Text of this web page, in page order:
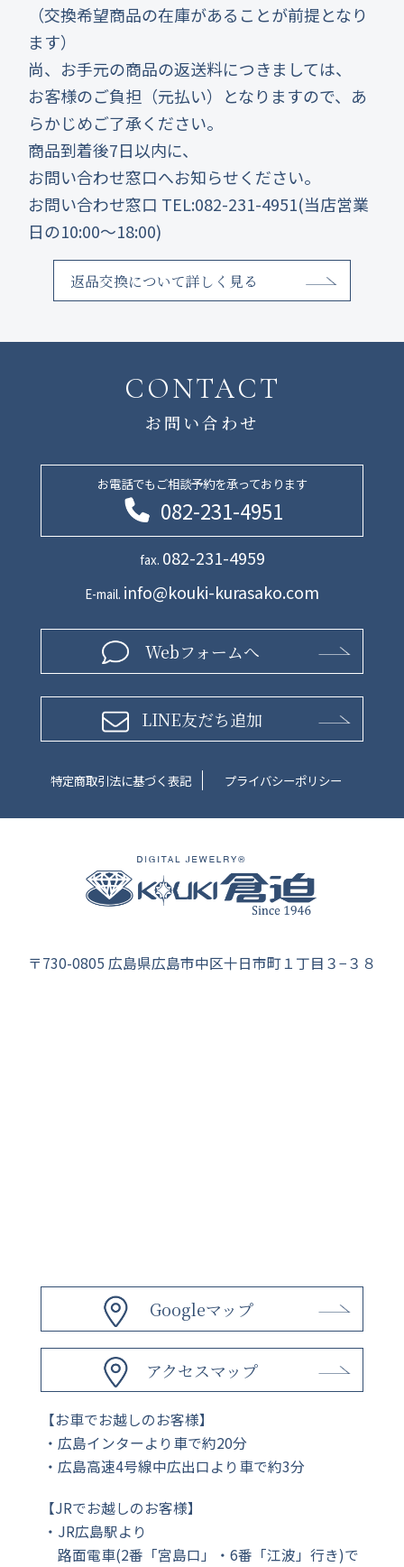
（交換希望商品の在庫があることが前提となり
ます）
尚、お手元の商品の返送料につきましては、
お客様のご負担（元払い）となりますので、あ
らかじめご了承ください。
商品到着後7日以内に、
お問い合わせ窓口へお知らせください。
お問い合わせ窓口 TEL:082-231-4951(当店営業
日の10:00～18:00)
返品交換について詳しく見る
CONTACT
お問い合わせ
お電話でもご相談予約を承っております
082-231-4951
fax. 082-231-4959
E-mail. info@kouki-kurasako.com
Webフォームへ
LINE友だち追加
特定商取引法に基づく表記 プライバシーポリシー
〒730-0805 広島県広島市中区十日市町１丁目３−３８
Googleマップ
アクセスマップ
【お車でお越しのお客様】
広島インターより車で約20分
広島高速4号線中広出口より車で約3分
【JRでお越しのお客様】
JR広島駅より
路面電車(2番「宮島口」・6番「江波」行き)で